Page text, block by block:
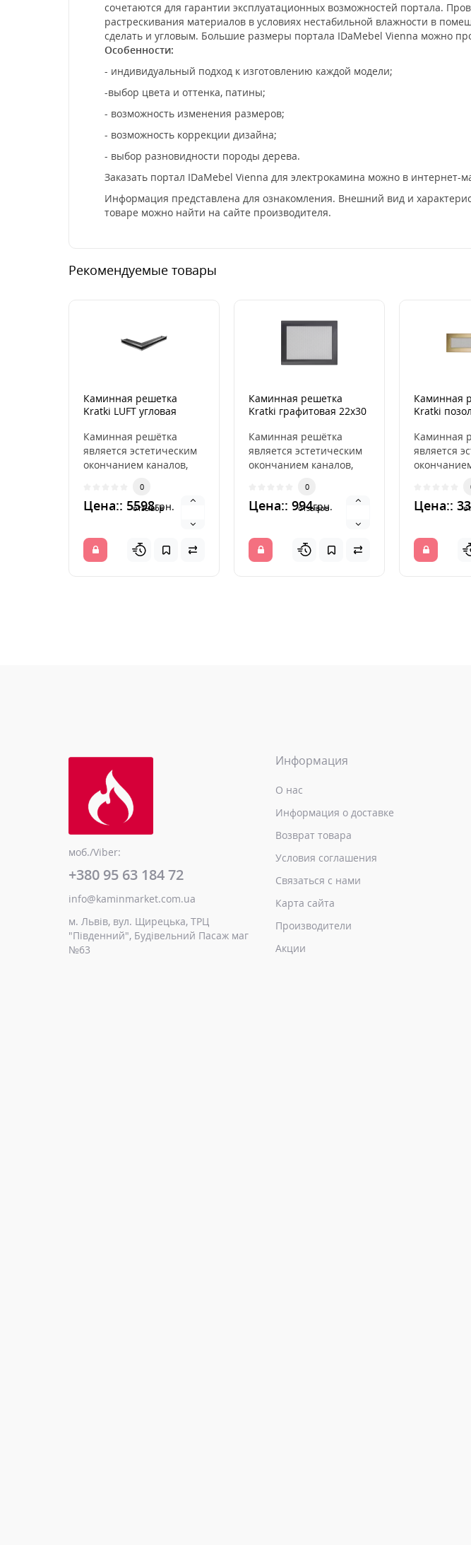
сочетаются для гарантии эксплуатационных возможностей портала.
растрескивания материалов в условиях нестабильной влажности в
сделать и угловым. Большие размеры портала IDaMebel Vienna можно
Особенности:
- индивидуальный подход к изготовлению каждой модели;
-выбор цвета и оттенка, патины;
- возможность изменения размеров;
- возможность коррекции дизайна;
- выбор разновидности породы дерева.
Заказать портал IDaMebel Vienna для электрокамина можно в интернет-
Информация представлена для ознакомления. Внешний вид и
товаре можно найти на сайте производителя.
Рекомендуемые товары
Каминная решетка
Kratki LUFT угловая
40x60x6
Каминная решётка
является эстетическим
окончанием каналов,
горячий воздух из
камина. ..
0
отзывов
Цена:: 5598грн.
Каминная решетка
Kratki графитовая 22x30
Каминная решётка
является эстетическим
окончанием каналов,
горячий воздух из
камина. ..
0
отзывов
Цена:: 994грн.
Каминная
Kratki
Каминная
является
горячий
камина. ..
Цена::
моб./Viber:
+380 95 63 184 72
info@kaminmarket.com.ua
м. Львів, вул. Щирецька, ТРЦ
"Південний", Будівельний Пасаж маг
№63
Информация
О нас
Информация о доставке
Возврат товара
Условия соглашения
Связаться с нами
Карта сайта
Производители
Акции